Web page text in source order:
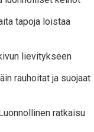
tapoja loistaa
lievitykseen
rauhoitat ja suojaat
ratkaisu